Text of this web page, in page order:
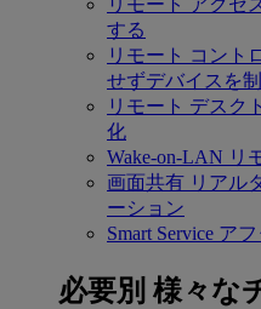
リモート アクセ
する
リモート コント
せずデバイスを
リモート デスク
化
Wake-on-LAN リ
画面共有 リアル
ーション
Smart Service ア
必要別 様々な